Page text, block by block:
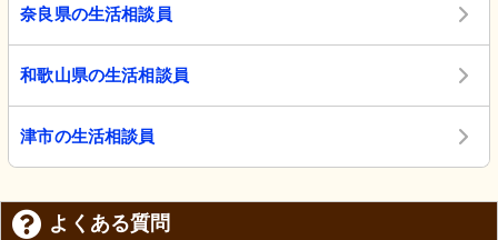
奈良県の生活相談員
和歌山県の生活相談員
津市の生活相談員
よくある質問